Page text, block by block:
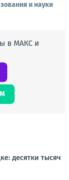
и науки
в МАКС и
десятки тысяч